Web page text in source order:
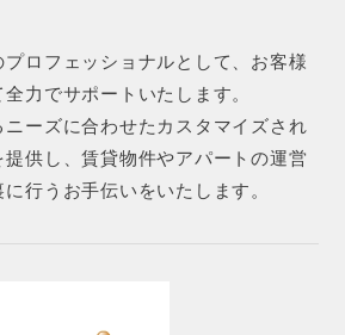
プロフェッショナルとして、お客様
力でサポートいたします。
ーズに合わせたカスタマイズされ
供し、賃貸物件やアパートの運営
行うお手伝いをいたします。